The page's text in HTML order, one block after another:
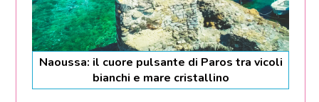
Naoussa: il cuore pulsante di Paros tra vicoli
bianchi e mare cristallino